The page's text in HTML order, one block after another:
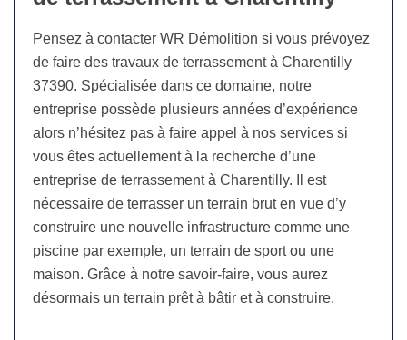
Pensez à contacter WR Démolition si vous prévoyez
de faire des travaux de terrassement à Charentilly
37390. Spécialisée dans ce domaine, notre
entreprise possède plusieurs années d’expérience
alors n’hésitez pas à faire appel à nos services si
vous êtes actuellement à la recherche d’une
entreprise de terrassement à Charentilly. Il est
nécessaire de terrasser un terrain brut en vue d’y
construire une nouvelle infrastructure comme une
piscine par exemple, un terrain de sport ou une
maison. Grâce à notre savoir-faire, vous aurez
désormais un terrain prêt à bâtir et à construire.